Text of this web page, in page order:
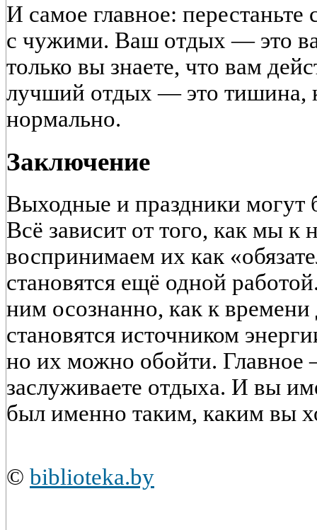
И самое главное:
с чужими. Ваш отдых — это
только вы знаете, что вам
лучший отдых — это тишина,
нормально.
Заключение
Выходные и праздники могут
Всё зависит от того, как мы
воспринимаем их как
становятся ещё одной
ним осознанно, как к времени
становятся источником
но их можно обойти.
заслуживаете отдыха. И вы
был именно таким, каким вы
© biblioteka.by